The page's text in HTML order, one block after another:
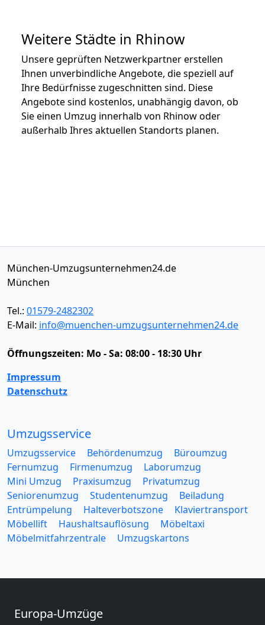
Weitere Städte in Rhinow
Unsere geprüften Netzwerkpartner erstellen
Ihnen unverbindliche Angebote, die speziell auf
Ihre Bedürfnisse zugeschnitten sind. Diese
Angebote sind kostenlos, unabhängig davon, ob
Sie einen Umzug innerhalb von Rhinow oder
außerhalb Ihres aktuellen Standorts planen.
München-Umzugsunternehmen24.de
München
Tel.: 01579-2482302
E-Mail: info@muenchen-umzugsunternehmen24.de
Öffnungszeiten: Mo - Sa: 08:00 - 18:30 Uhr
Impressum
Datenschutz
Umzugsservice
Umzugsservice Behördenumzug
Büroumzug
Fernumzug
Firmenumzug
Laborumzug
Mini Umzug
Praxisumzug
Privatumzug
Seniorenumzug
Studentenumzug
Beiladung
Entrümpelung
Halteverbotszone
Klaviertransport
Möbellift
Haushaltsauflösung
Möbeltaxi
Möbelmitfahrzentrale
Umzugskartons
Europa-Umzüge